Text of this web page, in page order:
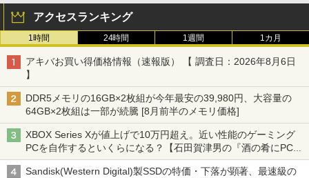
アクセスランキング
1時間 24時間 1週間 1カ月
アキバお買い得価格情報（速報版） 【 調査日：2026年8月6日
】
DDR5メモリの16GB×2枚組が今年最安の39,980円、大容量の
64GB×2枚組は一部が続騰 [8月前半のメモリ価格]
XBOX Series Xが値上げで10万円超え。近い性能のゲーミング
PCを自作するといくらになる？【石田賀津男の『酒の肴にPCゲ
ーム』】
Sandisk(Western Digital)製SSDの特価・下落が顕著、最速級の